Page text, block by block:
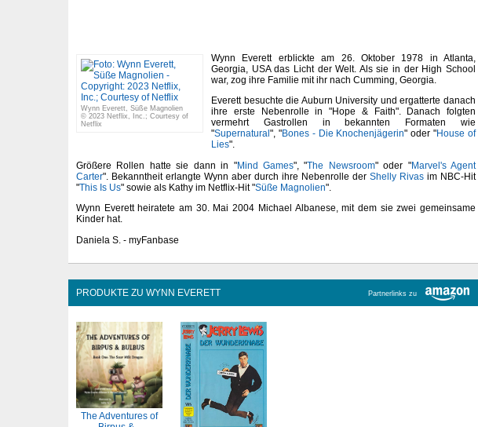
Wynn Everett, Süße Magnolien
© 2023 Netflix, Inc.; Courtesy of
Netflix
Wynn Everett erblickte am 26. Oktober 1978 in Atlanta,
Georgia, USA das Licht der Welt. Als sie in der High School
war, zog ihre Familie mit ihr nach Cumming, Georgia.
Everett besuchte die Auburn University und ergatterte danach
ihre erste Nebenrolle in "Hope & Faith". Danach folgten
vermehrt Gastrollen in bekannten Formaten wie
"Supernatural ", "Bones - Die Knochenjägerin" oder "House of
Lies".
Größere Rollen hatte sie dann in "Mind Games", "The Newsroom" oder "Marvel's Agent
Carter". Bekanntheit erlangte Wynn aber durch ihre Nebenrolle der Shelly Rivas im NBC-Hit
"This Is Us" sowie als Kathy im Netflix-Hit "Süße Magnolien".
Wynn Everett heiratete am 30. Mai 2004 Michael Albanese, mit dem sie zwei gemeinsame
Kinder hat.
Daniela S. - myFanbase
Partnerlinks zu
PRODUKTE ZU WYNN EVERETT
The Adventures of